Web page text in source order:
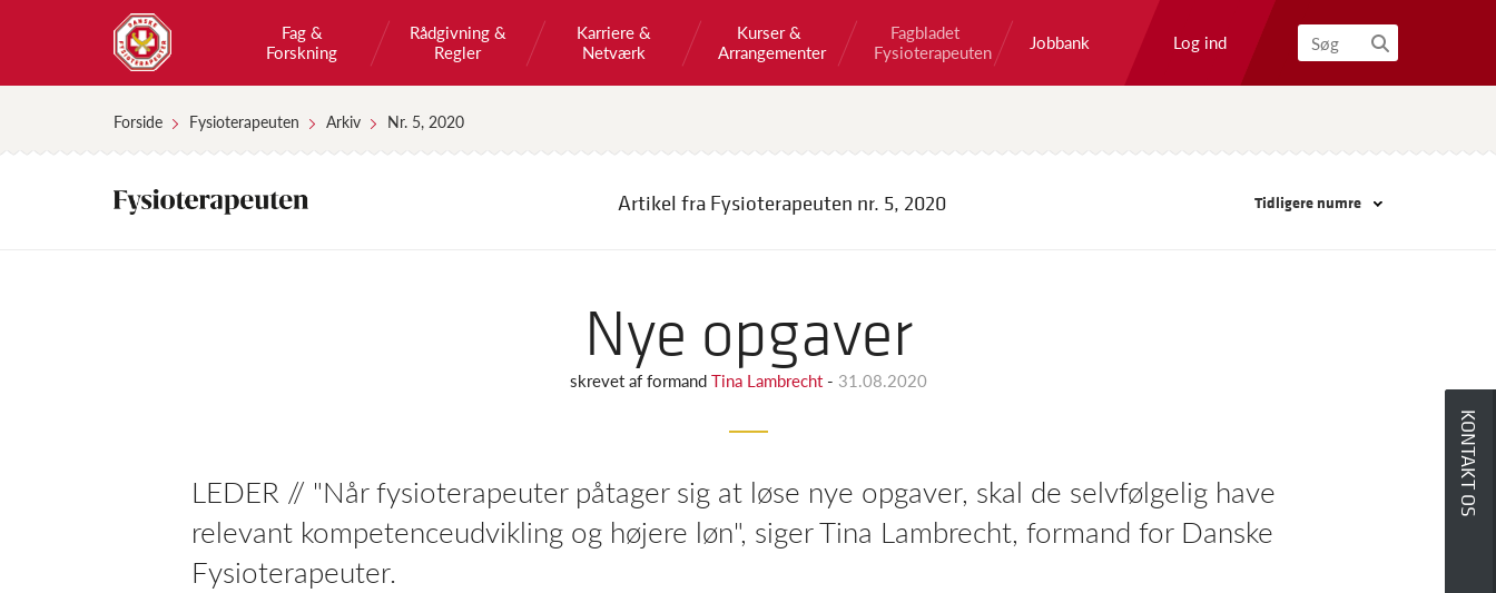
Log ind
Fag &
Forskning
Rådgivning &
Regler
Karriere &
Netværk
Kurser &
Arrangementer
Fagbladet
Fysioterapeuten
Jobbank
Forside Fysioterapeuten Arkiv Nr. 5, 2020
Artikel fra Fysioterapeuten nr. 5, 2020 Tidligere numre
Nye opgaver
skrevet af formandTina Lambrecht - 31.08.2020
LEDER // "Når fysioterapeuter påtager sig at løse nye opgaver, skal de selvfølgelig have
relevant kompetenceudvikling og højere løn", siger Tina Lambrecht, formand for Danske
Fysioterapeuter.
KONTAKT OS